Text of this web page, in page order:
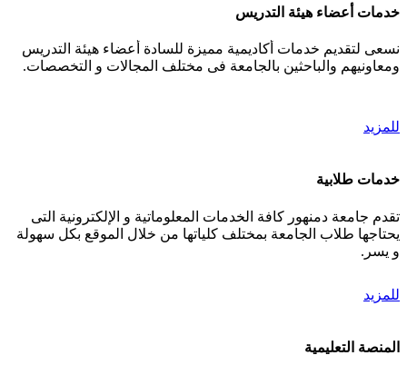
خدمات أعضاء هيئة التدريس
نسعى لتقديم خدمات أكاديمية مميزة للسادة أعضاء هيئة التدريس
ومعاونيهم والباحثين بالجامعة فى مختلف المجالات و التخصصات.
للمزيد
خدمات طلابية
تقدم جامعة دمنهور كافة الخدمات المعلوماتية و الإلكترونية التى
يحتاجها طلاب الجامعة بمختلف كلياتها من خلال الموقع بكل سهولة
و يسر.
للمزيد
المنصة التعليمية